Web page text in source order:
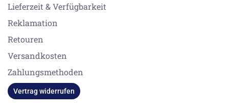
Lieferzeit & Verfügbarkeit
Reklamation
Retouren
Versandkosten
Zahlungsmethoden
Vertrag widerrufen